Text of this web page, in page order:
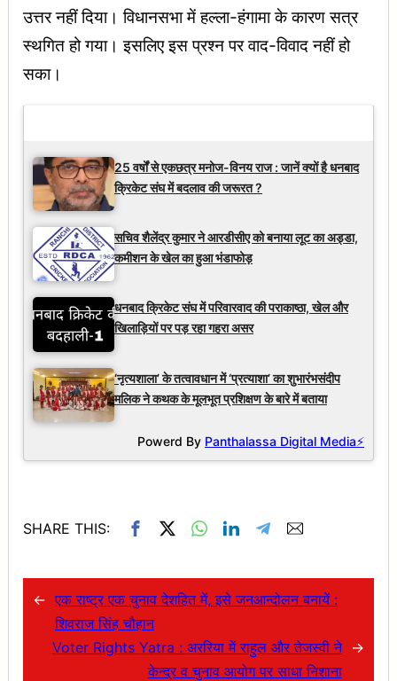
उत्तर नहीं दिया। विधानसभा में हल्ला-हंगामा के कारण सत्र
स्थगित हो गया। इसलिए इस प्रश्न पर वाद-विवाद नहीं हो
सका।
25 वर्षों से एकछत्र मनोज-विनय राज : जानें क्यों है धनबाद
क्रिकेट संघ में बदलाव की जरूरत ?
सचिव शैलेंद्र कुमार ने आरडीसीए को बनाया लूट का अड्डा,
कमीशन के खेल का हुआ भंडाफोड़
धनबाद क्रिकेट संघ में परिवारवाद की पराकाष्ठा, खेल और
खिलाड़ियों पर पड़ रहा गहरा असर
‘नृत्यशाला’ के तत्वावधान में ‘प्रत्याशा’ का शुभारंभसंदीप
मलिक ने कथक के मूलभूत प्रशिक्षण के बारे में बताया
Powerd By Panthalassa Digital Media⚡
SHARE THIS:
← एक राष्ट्र एक चुनाव देशहित में, इसे जनआन्दोलन बनायें :
शिवराज सिंह चौहान
Voter Rights Yatra : अररिया में राहुल और तेजस्वी ने
केन्द्र व चुनाव आयोग पर साधा निशाना
→